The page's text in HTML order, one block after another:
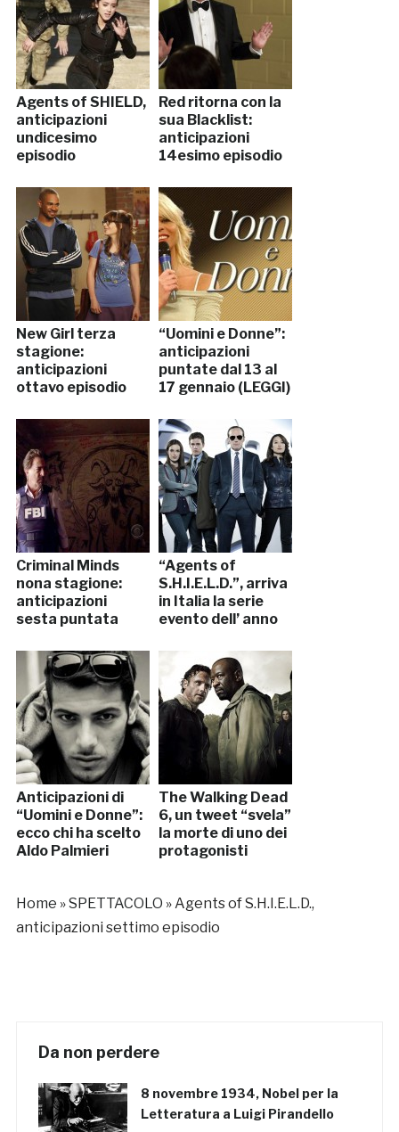
Agents of SHIELD,
anticipazioni
undicesimo
episodio
Red ritorna con la
sua Blacklist:
anticipazioni
14esimo episodio
New Girl terza
stagione:
anticipazioni
ottavo episodio
“Uomini e Donne”:
anticipazioni
puntate dal 13 al
17 gennaio (LEGGI)
Criminal Minds
nona stagione:
anticipazioni
sesta puntata
“Agents of
S.H.I.E.L.D.”, arriva
in Italia la serie
evento dell’ anno
Anticipazioni di
“Uomini e Donne”:
ecco chi ha scelto
Aldo Palmieri
The Walking Dead
6, un tweet “svela”
la morte di uno dei
protagonisti
Home »SPETTACOLO » Agents of S.H.I.E.L.D.,
anticipazioni settimo episodio
Da non perdere
8 novembre 1934, Nobel per la
Letteratura a Luigi Pirandello